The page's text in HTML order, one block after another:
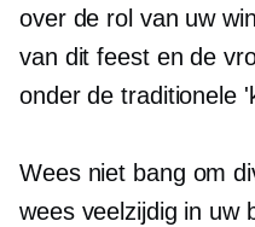
over de rol van uw
van dit feest en de
onder de traditionele
Wees niet bang om
wees veelzijdig in uw